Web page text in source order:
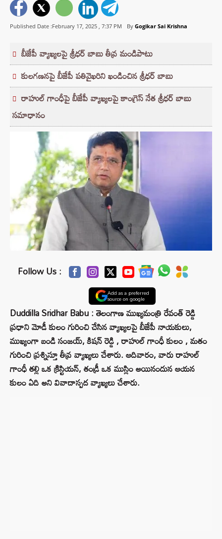
Published Date :February 17, 2025 , 7:37 PM By Gogikar Sai Krishna
బీజేపీ వ్యాఖ్యలపై శ్రీధర్ బాబు తీవ్ర మండిపాటు
కులగణనపై బీజేపీ పతివైఖరిని ఖండించిన శ్రీధర్ బాబు
రాహుల్ గాంధీపై బీజేపీ వ్యాఖ్యలపై కాంగ్రెస్ నేత శ్రీధర్ బాబు
సమాధానం
Follow Us :
Add as a preferred
source on google
Duddilla Sridhar Babu : తెలంగాణ ముఖ్యమంత్రి రేవంత్ రెడ్డి
ప్రధాని మోడీ కులం గురించి చేసిన వ్యాఖ్యలపై బీజేపీ నాయకులు,
ముఖ్యంగా బండి సంజయ్, కిషన్ రెడ్డి , రాహుల్ గాంధీ కులం , మతం
గురించి ప్రశ్నిస్తూ తీవ్ర వ్యాఖ్యలు చేశారు. ఆదివారం, వారు రాహుల్
గాంధీ తల్లి ఒక క్రిస్టియన్, తండ్రీ ఒక ముస్లిం అయినందున ఆయన
కులం ఏది అని వివాదాస్పద వ్యాఖ్యలు చేశారు.